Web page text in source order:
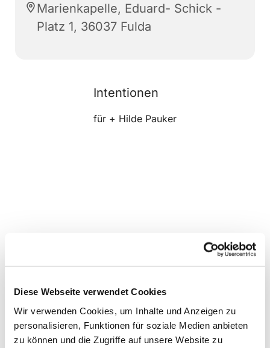
Diese Webseite verwendet Cookies
Wir verwenden Cookies, um Inhalte und Anzeigen zu
personalisieren, Funktionen für soziale Medien anbieten
zu können und die Zugriffe auf unsere Website zu
Marienkapelle, Eduard- Schick -
Platz 1, 36037 Fulda
Intentionen
für + Hilde Pauker